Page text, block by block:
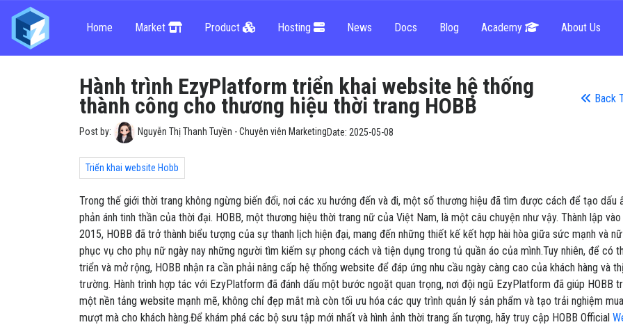
Home Market Product Hosting News Docs Blog Academy About Us
Hành trình EzyPlatform triển khai website hệ thống
thành công cho thương hiệu thời trang HOBB Back
Post by: Nguyễn Thị Thanh Tuyền - Chuyên viên MarketingDate: 2025-05-08
Triển khai website Hobb
Trong thế giới thời trang không ngừng biến đổi, nơi các xu hướng đến và đi, một số thương hiệu đã tìm được cách để tạo dấu
phản ánh tinh thần của thời đại. HOBB, một thương hiệu thời trang nữ của Việt Nam, là một câu chuyện như vậy. Thành lập vào
2015, HOBB đã trở thành biểu tượng của sự thanh lịch hiện đại, mang đến những thiết kế kết hợp hài hòa giữa sức mạnh và
phục vụ cho phụ nữ ngày nay những người tìm kiếm sự phong cách và tiện dụng trong tủ quần áo của mình.Tuy nhiên, để có
triển và mở rộng, HOBB nhận ra cần phải nâng cấp hệ thống website để đáp ứng nhu cầu ngày càng cao của khách hàng và thị
trường. Hành trình hợp tác với EzyPlatform đã đánh dấu một bước ngoặt quan trọng, nơi đội ngũ EzyPlatform đã giúp HOBB
một nền tảng website mạnh mẽ, không chỉ đẹp mắt mà còn tối ưu hóa các quy trình quản lý sản phẩm và tạo trải nghiệm
mượt mà cho khách hàng.Để khám phá các bộ sưu tập mới nhất và hình ảnh thời trang ấn tượng, hãy truy cập HOBB Official